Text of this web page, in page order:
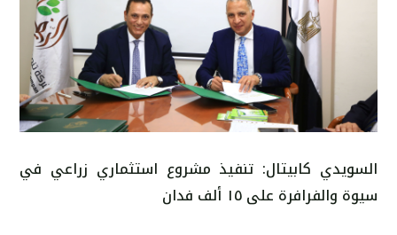
السويدي كابيتال: تنفيذ مشروع استثماري زراعي في
سيوة والفرافرة على ١٥ ألف فدان